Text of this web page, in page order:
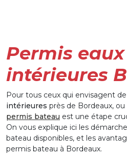
Permis eaux
intérieures
Pour tous ceux qui envisagent
intérieures près de Bordeaux,
permis bateau est une étape
On vous explique ici les
bateau disponibles, et les
permis bateau à Bordeaux.